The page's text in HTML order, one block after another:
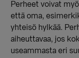
Perheet voivat
että oma,
yhteisö hylkää.
aiheuttavaa, jos
useammasta eri